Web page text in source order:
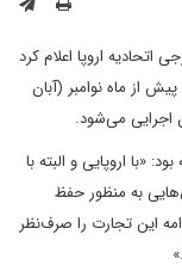
اروپا اعلام کرد
از ماه نوامبر (آبان
اجرایی می‌شود.
«با اروپایی و البته با
به منظور حفظ
این تجارت را صرف‌نظر